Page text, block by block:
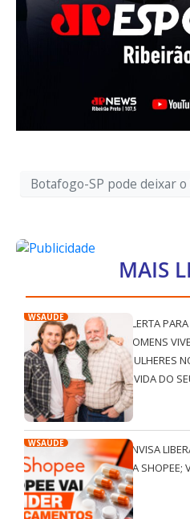
Botafogo-SP pode deixar
MAIS
WSAÚDE
ALERTA
HOMENS
MULHERES
A VIDA DO
WSAÚDE
ANVISA
NA SHOPEE;